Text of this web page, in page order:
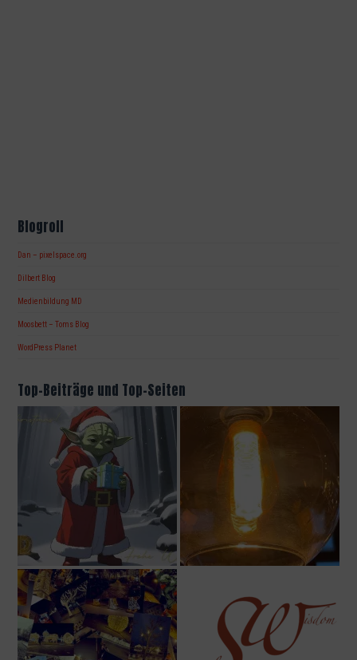
Blogroll
Dan – pixelspace.org
Dilbert Blog
Medienbildung MD
Moosbett – Toms Blog
WordPress Planet
Top-Beiträge und Top-Seiten